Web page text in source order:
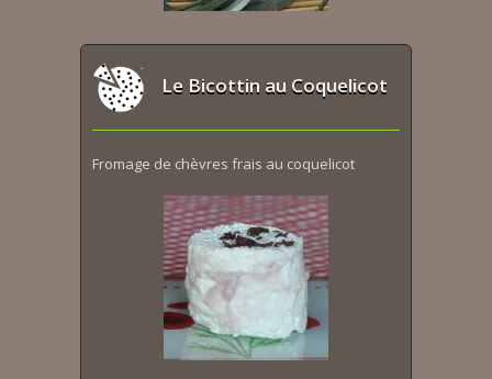
Le Bicottin au Coquelicot
Fromage de chèvres frais au coquelicot